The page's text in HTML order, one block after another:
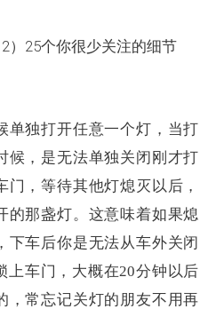
单独打开任意一个灯，当打
候，是无法单独关闭刚才打
，等待其他灯熄灭以后，
的那盏灯。这意味着如果熄
下车后你是无法从车外关闭
上车门，大概在20分钟以后
，常忘记关灯的朋友不用再